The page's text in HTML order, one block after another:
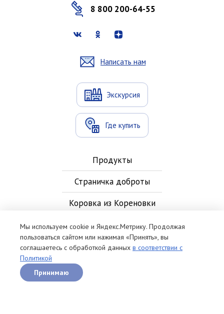
8 800 200-64-55
Написать нам
Экскурсия
Где купить
Продукты
Страничка доброты
Коровка из Кореновки
Новости
Контакты
Мы используем cookie и Яндекс.Метрику. Продолжая
пользоваться сайтом или нажимая «Принять», вы
соглашаетесь с обработкой данных в соответствии с
Политикой
Принимаю